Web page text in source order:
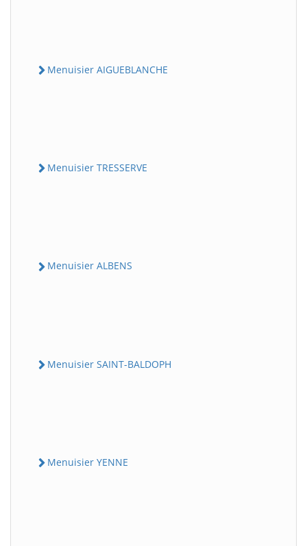
Menuisier AIGUEBLANCHE
Menuisier TRESSERVE
Menuisier ALBENS
Menuisier SAINT-BALDOPH
Menuisier YENNE